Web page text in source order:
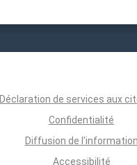
Déclaration de services aux
Confidentialité
Diffusion de l'information
Accessibilité